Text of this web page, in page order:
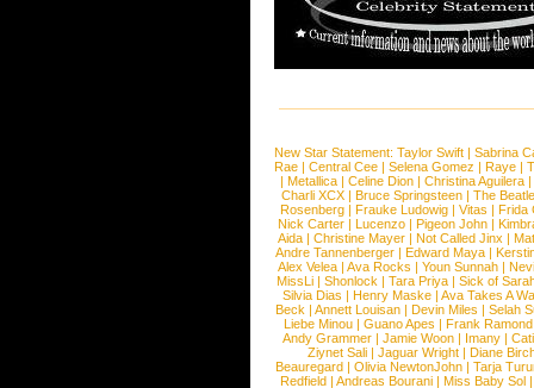
New Star Statement: Taylor Swift | Sabrina
Rae |Central Cee |Selena Gomez |Raye |
| Metallica | Celine Dion | Christina Aguilera |
Charli XCX |Bruce Springsteen |The
Rosenberg | Frauke Ludowig | Vitas | Frida
Nick Carter | Lucenzo | Pigeon John |
Aida |Christine Mayer |Not Called Jinx |
Andre Tannenberger | Edward Maya |
Alex Velea | Ava Rocks | Youn Sunnah |
MissLi | Shonlock | Tara Priya | Sick of
Silvia Dias |Henry Maske |Ava Takes A
Beck |Annett Louisan |Devin Miles |Selah
Liebe Minou |Guano Apes |Frank Ramond
Andy Grammer |Jamie Woon | Imany |
Ziynet Sali |Jaguar Wright |Diane
Beauregard |Olivia NewtonJohn |Tarja
Redfield | Andreas Bourani | Miss Baby Sol